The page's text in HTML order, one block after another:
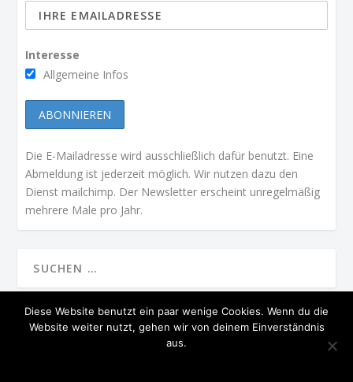
Interesse
Allgemeine Infos
Die E-Mailadresse wird ausschließlich dafür benutzt. Eine
Abmeldung ist jederzeit möglich. Wir nutzen dazu den
Dienst mailchimp. Der Newsletter erscheint unregelmäßig
mehrere Male pro Jahr.
ELEGANT THEMES | UNTERSTÜTZT VON
Diese Website benutzt ein paar wenige Cookies. Wenn du die
Website weiter nutzt, gehen wir von deinem Einverständnis
aus.